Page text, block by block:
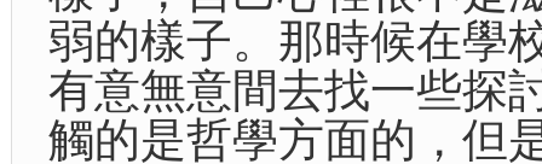
弱的樣子。那時候在學
有意無意間去找一些探
觸的是哲學方面的，但